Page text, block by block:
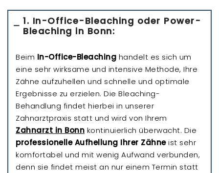
1. In-Office-Bleaching oder Power-
Bleaching in Bonn:
Beim In-Office-Bleaching handelt es sich um
eine sehr wirksame und intensive Methode, Ihre
Zähne aufzuhellen und schnelle und optimale
Ergebnisse zu erzielen. Die Bleaching-
Behandlung findet hierbei in unserer
Zahnarztpraxis statt und wird von Ihrem
Zahnarzt in Bonn kontinuierlich überwacht. Die
professionelle Aufhellung Ihrer Zähneist sehr
komfortabel und mit wenig Aufwand verbunden,
denn sie findet meist an nur einem Termin statt